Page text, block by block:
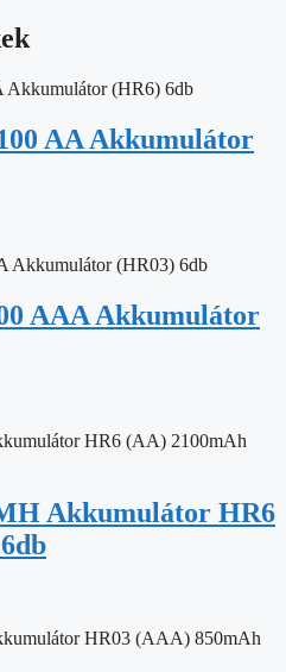
AA Akkumulátor
AAA Akkumulátor
Akkumulátor HR6